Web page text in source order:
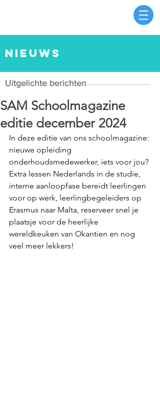
nieuws
Uitgelichte berichten
SAM Schoolmagazine
editie december 2024
In deze editie van ons schoolmagazine:
nieuwe opleiding
onderhoudsmedewerker, iets voor jou?
Extra lessen Nederlands in de studie,
interne aanloopfase bereidt leerlingen
voor op werk, leerlingbegeleiders op
Erasmus naar Malta, reserveer snel je
plaatsje voor de heerlijke
wereldkeuken van Okantien en nog
veel meer lekkers!